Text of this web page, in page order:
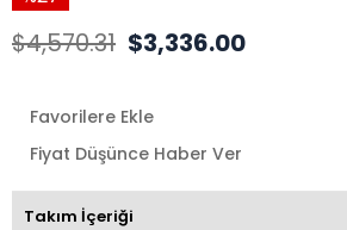
$4,570.31 $3,336.00
Favorilere Ekle
Fiyat Düşünce Haber Ver
Takım İçeriği